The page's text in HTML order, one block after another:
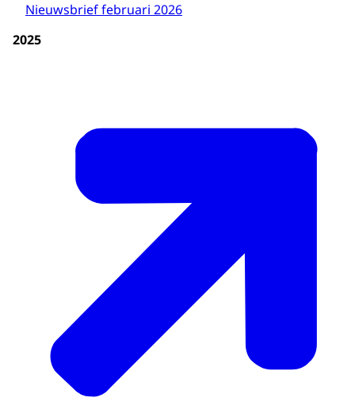
Nieuwsbrief februari 2026
2025